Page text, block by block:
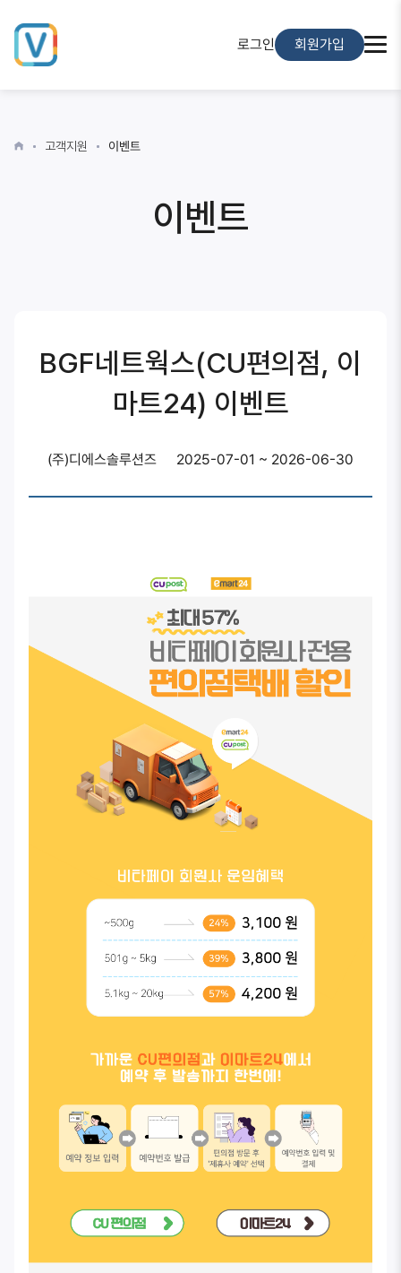
로그인 회원가입
고객지원 이벤트
이벤트
BGF네트웍스(CU편의점, 이
마트24) 이벤트
(주)디에스솔루션즈 2025-07-01 ~ 2026-06-30